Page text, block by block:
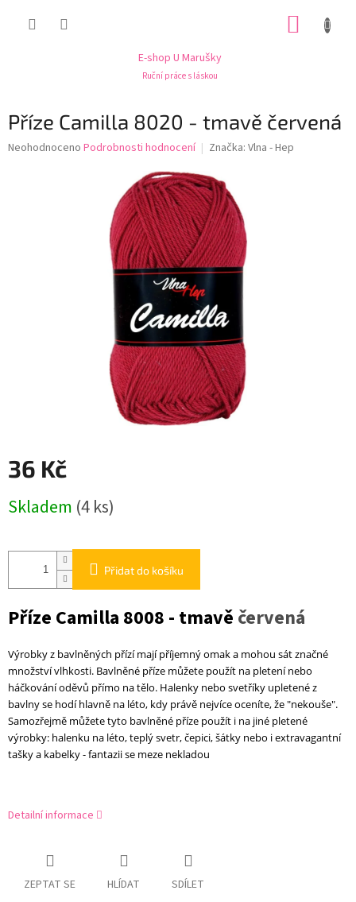
E-shop U Marušky
Ruční práce s láskou
Příze Camilla 8020 - tmavě červená
Průměrné
Neohodnoceno Podrobnosti hodnocení Značka: Vlna - Hep
36 Kč
cena:
Skladem (4 ks)
Přidat do košíku
Příze Camilla 8008 - tmavě červená
Výrobky z bavlněných přízí mají příjemný omak a mohou sát značné
množství vlhkosti. Bavlněné příze můžete použít na pletení nebo
háčkování oděvů přímo na tělo. Halenky nebo svetříky upletené z
bavlny se hodí hlavně na léto, kdy právě nejvíce oceníte, že "nekouše".
Samozřejmě můžete tyto bavlněné příze použít i na jiné pletené
výrobky: halenku na léto, teplý svetr, čepici, šátky nebo i extravagantní
tašky a kabelky - fantazii se meze nekladou
Detailní informace
ZEPTAT SE HLÍDAT SDÍLET